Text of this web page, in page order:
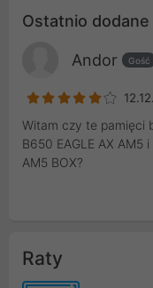
Ostatnio dodane
Andor Gość
Witam czy te pamięci
B650 EAGLE AX AM5
AM5 BOX?
Raty